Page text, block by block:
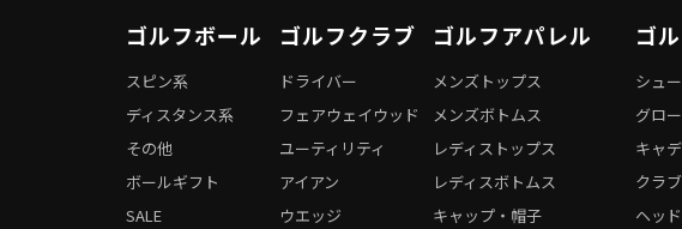
ゴルフボール
スピン系
ディスタンス系
その他
ボールギフト
SALE
ゴルフクラブ
ドライバー
フェアウェイウッド
ユーティリティ
アイアン
ウエッジ
ゴルフアパレル
メンズトップス
メンズボトムス
レディストップス
レディスボトムス
キャップ・帽子
ゴ
シュ
グロ
キャ
クラ
ヘッ